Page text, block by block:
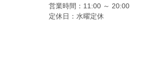
営業時間：11:00 ～ 20:00
定休日：水曜定休